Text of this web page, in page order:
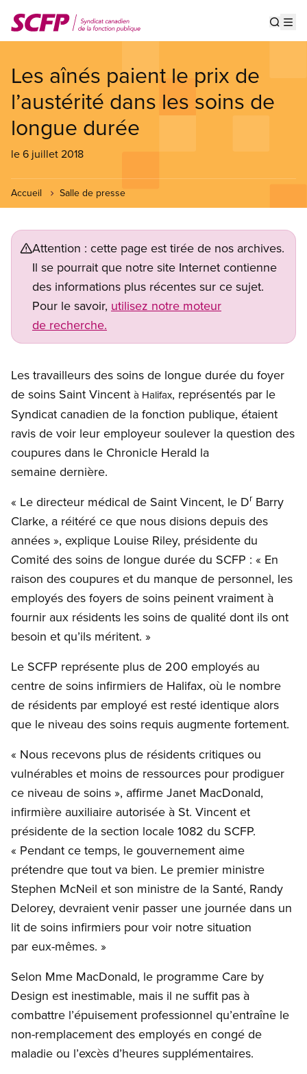
au
contenu
Les aînés paient le prix de
l’austérité dans les soins de
longue durée
le 6 juillet 2018
Accueil Salle de presse
Attention : cette page est tirée de nos archives.
Il se pourrait que notre site Internet contienne
des informations plus récentes sur ce sujet.
Pour le savoir, utilisez notre moteur
de recherche.
Les travailleurs des soins de longue durée du foyer
de soins Saint Vincent à Halifax, représentés par le
Syndicat canadien de la fonction publique, étaient
ravis de voir leur employeur soulever la question des
coupures dans le Chronicle Herald la
semaine dernière.
« Le directeur médical de Saint Vincent, le DrBarry
Clarke, a réitéré ce que nous disions depuis des
années », explique Louise Riley, présidente du
Comité des soins de longue durée du SCFP : « En
raison des coupures et du manque de personnel, les
employés des foyers de soins peinent vraiment à
fournir aux résidents les soins de qualité dont ils ont
besoin et qu’ils méritent. »
Le SCFP représente plus de 200 employés au
centre de soins infirmiers de Halifax, où le nombre
de résidents par employé est resté identique alors
que le niveau des soins requis augmente fortement.
« Nous recevons plus de résidents critiques ou
vulnérables et moins de ressources pour prodiguer
ce niveau de soins », affirme Janet MacDonald,
infirmière auxiliaire autorisée à St. Vincent et
présidente de la section locale 1082 du SCFP.
« Pendant ce temps, le gouvernement aime
prétendre que tout va bien. Le premier ministre
Stephen McNeil et son ministre de la Santé, Randy
Delorey, devraient venir passer une journée dans un
lit de soins infirmiers pour voir notre situation
par eux-mêmes. »
Selon Mme MacDonald, le programme Care by
Design est inestimable, mais il ne suffit pas à
combattre l’épuisement professionnel qu’entraîne le
non-remplacement des employés en congé de
maladie ou l’excès d’heures supplémentaires.